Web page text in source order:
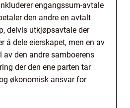
engangssum-avtale
den andre en avtalt
delvis utkjøpsavtale der
å dele eierskapet, men en av
av den andre samboerens
der den ene parten tar
økonomisk ansvar for